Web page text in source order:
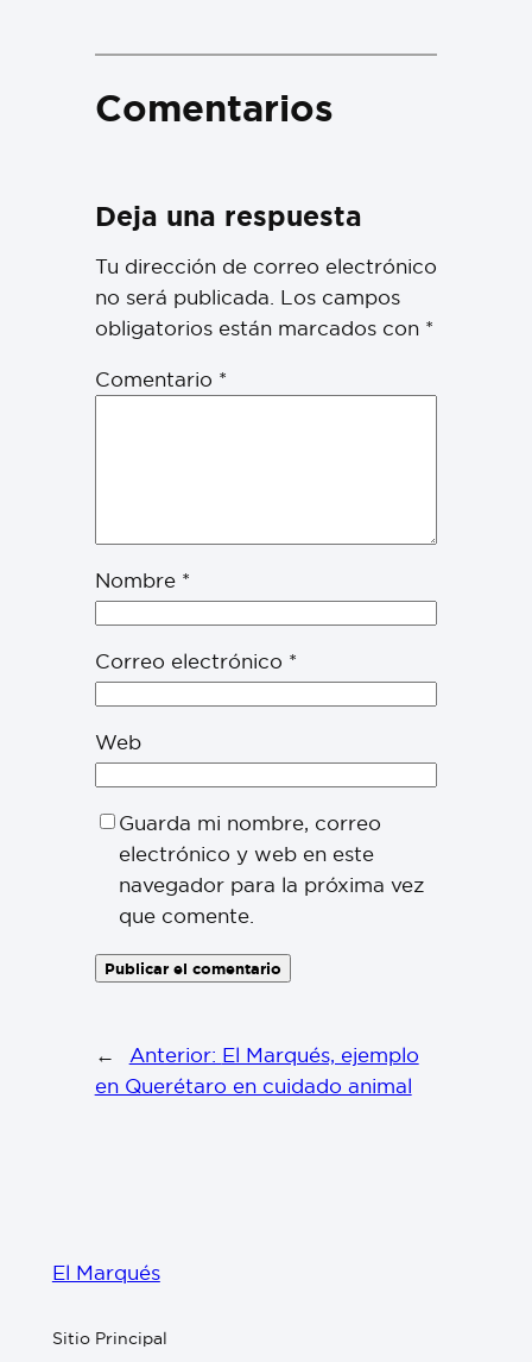
Comentarios
Deja una respuesta
Tu dirección de correo electrónico
no será publicada. Los campos
obligatorios están marcados con *
Comentario *
Nombre *
Correo electrónico *
Web
Guarda mi nombre, correo
electrónico y web en este
navegador para la próxima vez
que comente.
← Anterior: El Marqués, ejemplo
en Querétaro en cuidado animal
El Marqués
Sitio Principal